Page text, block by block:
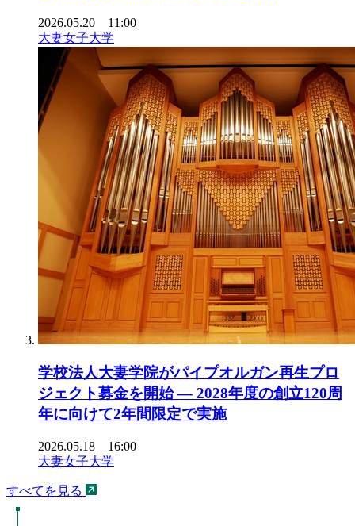
2026.05.20 11:00
大妻女子大学
学校法人大妻学院がパイプオルガン再生プロ
ジェクト募金を開始 ― 2028年度の創立120周
年に向けて2年間限定で実施
2026.05.18 16:00
大妻女子大学
すべてを見る